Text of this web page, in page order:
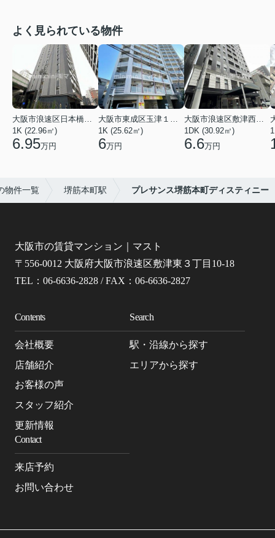
よく見られている物件
1K (22.96㎡)
6.95万円
1K (25.62㎡)
6万円
1DK (30.92㎡)
6.6万円
物件一覧 堺筋本町駅 プレサンス堺筋本町ディスティニー
大阪市の賃貸マンション｜マスト
〒556-0012 大阪府大阪市浪速区敷津東３丁目10-18
TEL：06-6636-2828 / FAX：06-6636-2827
Contents
会社概要
店舗紹介
お客様の声
スタッフ紹介
更新情報
Search
駅・沿線から探す
エリアから探す
Contact
来店予約
お問い合わせ